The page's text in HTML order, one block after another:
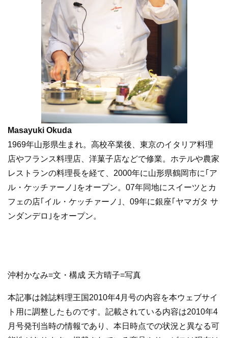
Masayuki Okuda
1969年山形県生まれ。高校卒業後、東京のイタリア料理
店やフランス料理店、洋菓子店などで修業。ホテルや農家
レストランの料理長を経て、2000年に山形県鶴岡市に｢ア
ル・ケッチァーノ｣をオープン。07年同地にスイーツとカ
フェの店｢イル・ケッチァーノ｣、09年に銀座｢ヤマガタ サ
ンダンデロ｣をオープン。
沖村かなみ=文・構成 天方晴子=写真
本記事は雑誌料理王国2010年4月号の内容を本ウェブサイ
ト用に調整したものです。記載されている内容は2010年4
月号発刊当時の情報であり、本日時点での状況と異なる可